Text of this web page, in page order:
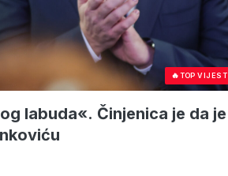
🔥TOP VIJEST
labuda«. Činjenica je da je